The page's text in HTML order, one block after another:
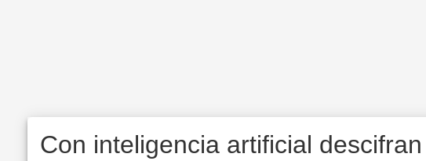
Con inteligencia artificial